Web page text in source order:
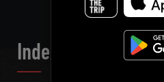
更深度的瞭解。通過我們的講解
還配備了英語、中文、日語等多
多樂趣以及美好的回憶！
Index List